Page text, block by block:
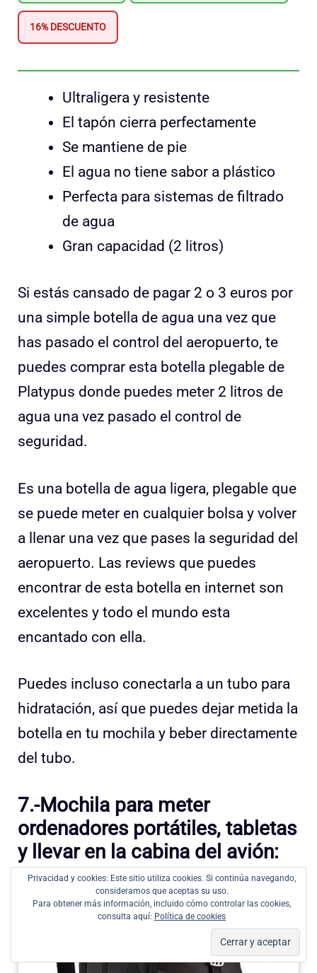
16% DESCUENTO
Ultraligera y resistente
El tapón cierra perfectamente
Se mantiene de pie
El agua no tiene sabor a plástico
Perfecta para sistemas de filtrado
de agua
Gran capacidad (2 litros)
Si estás cansado de pagar 2 o 3 euros por
una simple botella de agua una vez que
has pasado el control del aeropuerto, te
puedes comprar esta botella plegable de
Platypus donde puedes meter 2 litros de
agua una vez pasado el control de
seguridad.
Es una botella de agua ligera, plegable que
se puede meter en cualquier bolsa y volver
a llenar una vez que pases la seguridad del
aeropuerto. Las reviews que puedes
encontrar de esta botella en internet son
excelentes y todo el mundo esta
encantado con ella.
Puedes incluso conectarla a un tubo para
hidratación, así que puedes dejar metida la
botella en tu mochila y beber directamente
del tubo.
7.-Mochila para meter
ordenadores portátiles, tabletas
y llevar en la cabina del avión:
Privacidad y cookies: Este sitio utiliza cookies. Si continúa navegando,
consideramos que aceptas su uso.
Para obtener más información, incluido cómo controlar las cookies,
consulta aquí: Política de cookies